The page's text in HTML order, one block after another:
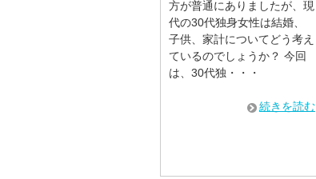
方が普通にありましたが、現
代の30代独身女性は結婚、
子供、家計についてどう考え
ているのでしょうか？ 今回
は、30代独・・・
続きを読む